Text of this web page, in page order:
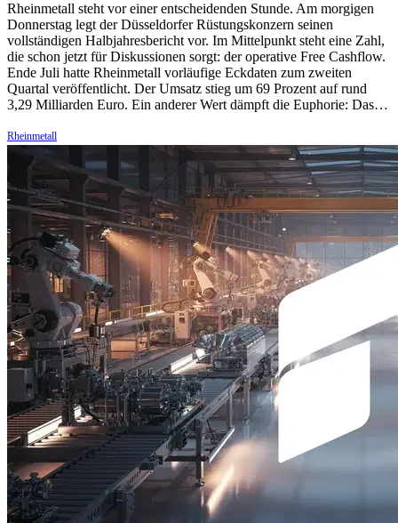
Rheinmetall steht vor einer entscheidenden Stunde. Am morgigen
Donnerstag legt der Düsseldorfer Rüstungskonzern seinen
vollständigen Halbjahresbericht vor. Im Mittelpunkt steht eine Zahl,
die schon jetzt für Diskussionen sorgt: der operative Free Cashflow.
Ende Juli hatte Rheinmetall vorläufige Eckdaten zum zweiten
Quartal veröffentlicht. Der Umsatz stieg um 69 Prozent auf rund
3,29 Milliarden Euro. Ein anderer Wert dämpft die Euphorie: Das…
Rheinmetall